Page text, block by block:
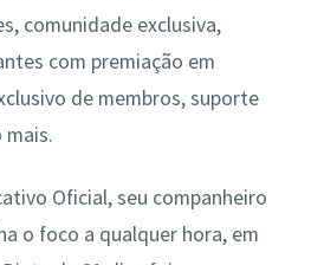
comunidade exclusiva,
com premiação em
de membros, suporte
mais.
Oficial, seu companheiro
o foco a qualquer hora, em